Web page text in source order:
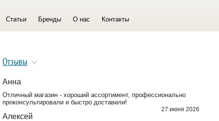
Статьи Бренды О нас Контакты
Отзывы
Анна
Отличный магазин - хороший ассортимент, профессионально
проконсультировали и быстро доставили!
27 июня 2026
Алексей